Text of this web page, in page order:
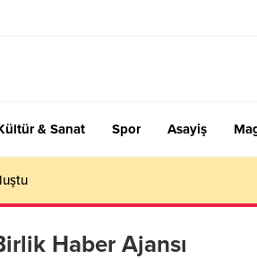
& Sanat Spor Asayiş
Kurulu Göreve Başladı
Haber Ajansı